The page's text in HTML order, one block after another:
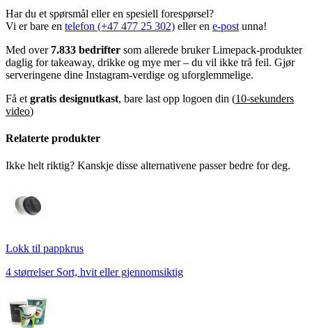
Trykkmuligheter for ambisiøse merkevarer
Akkurat som våre Bestselgere er disse koppene fulle av
trykkmuligheter og tilbyr fullt tilpassbare trykk med ubegrensede
farger. Fra logoer til illustrasjoner og til og med bilder – du kan la
koppene bringe merkevaren din til live.
Vårt dedikerte designteam er klart til å realisere din visjon og leverer
Et alternativ for alle drikker – Enkel eller dobbel
alternativ for deg.
Enkel vegg er ideell for kalde drikker som brus, juice og lunken
kaffe med melk. Perfekt til arrangementer!
Har du et spørsmål eller en spesiell forespørsel?
Vi er bare en telefon (+47 477 25 302) eller en e-post unna!
Med over 7.833 bedrifter som allerede bruker Limepack-produkter
daglig for takeaway, drikke og mye mer – du vil ikke trå feil. Gjør
serveringene dine Instagram-verdige og uforglemmelige.
Få et gratis designutkast, bare last opp logoen din (10-sekunders
video)
Relaterte produkter
Ikke helt riktig? Kanskje disse alternativene passer bedre for deg.
Lokk til pappkrus
4 størrelser Sort, hvit eller gjennomsiktig